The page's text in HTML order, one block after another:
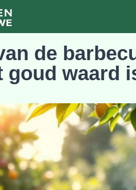
de
goud waard